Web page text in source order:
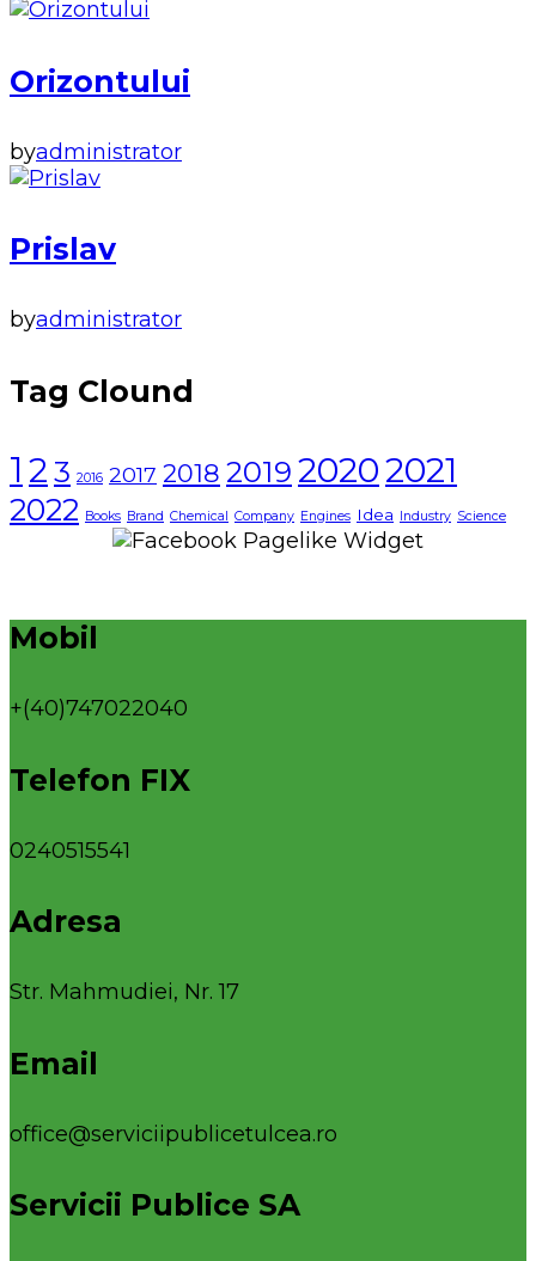
Orizontului
byadministrator
Prislav
byadministrator
Tag Clound
1 2 3 2016 2017 2018 2019 20202021
2022 Books Brand Chemical Company Engines Idea Industry Science
Mobil
+(40)747022040
Telefon FIX
0240515541
Adresa
Str. Mahmudiei, Nr. 17
Email
office@serviciipublicetulcea.ro
Servicii Publice SA